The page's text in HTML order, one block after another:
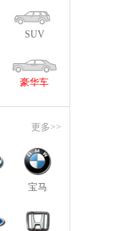
SUV
豪华车
更多>>
宝马